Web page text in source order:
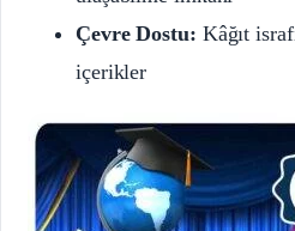
Çevre Dostu: Kâğıt
içerikler